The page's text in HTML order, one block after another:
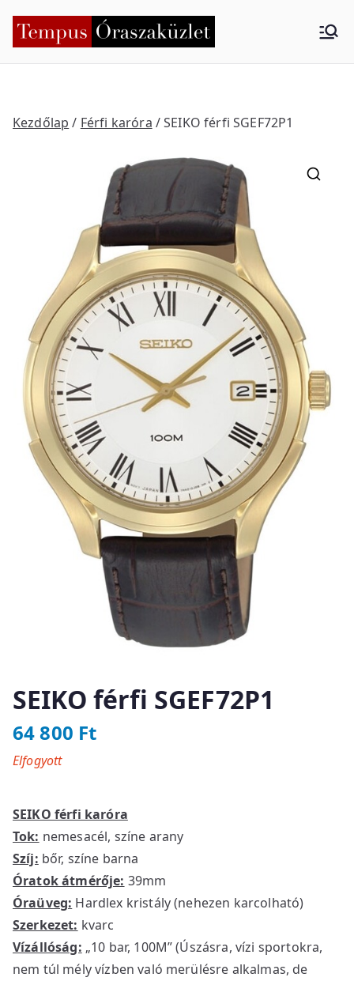
Tempus
küzlet
Kezdőlap / Férfi karóra / SEIKO férfi SGEF72P1
SEIKO férfi SGEF72P1
64 800 Ft
SEIKO férfi karóra
Tok: nemesacél, színe arany
Szíj: bőr, színe barna
Óratok átmérője: 39mm
Óraüveg: Hardlex kristály (nehezen karcolható)
Szerkezet: kvarc
Vízállóság: „10 bar, 100M” (Úszásra, vízi sportokra,
nem túl mély vízben való merülésre alkalmas, de
Elfogyott